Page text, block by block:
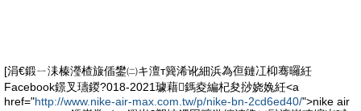
[涓€鍛ㄧ洡榛瀅楂旇偛鐢㈡キ澶т簨浠讹細浜為亱鏈冮枊骞曪紝
Facebook鐛叉瓙鍐?018-2021璩藉鎷夌編杞夋挱娆婏紝<a
href="http://www.nike-air-max.com.tw/p/nike-bn-2cd6ed40/">nike air